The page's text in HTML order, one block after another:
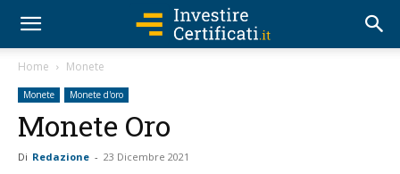
Home Monete
Monete Monete d'oro
Monete Oro
Di Redazione - 23 Dicembre 2021